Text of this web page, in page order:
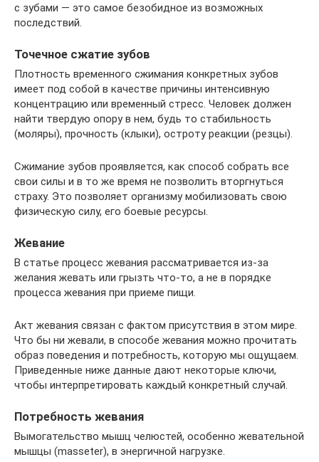
с зубами — это самое безобидное из возможных
последствий.
Точечное сжатие зубов
Плотность временного сжимания конкретных зубов
имеет под собой в качестве причины интенсивную
концентрацию или временный стресс. Человек должен
найти твердую опору в нем, будь то стабильность
(моляры), прочность (клыки), остроту реакции (резцы).
Сжимание зубов проявляется, как способ собрать все
свои силы и в то же время не позволить вторгнуться
страху. Это позволяет организму мобилизовать свою
физическую силу, его боевые ресурсы.
Жевание
В статье процесс жевания рассматривается из-за
желания жевать или грызть что-то, а не в порядке
процесса жевания при приеме пищи.
Акт жевания связан с фактом присутствия в этом мире.
Что бы ни жевали, в способе жевания можно прочитать
образ поведения и потребность, которую мы ощущаем.
Приведенные ниже данные дают некоторые ключи,
чтобы интерпретировать каждый конкретный случай.
Потребность жевания
Вымогательство мышц челюстей, особенно жевательной
мышцы (masseter), в энергичной нагрузке.